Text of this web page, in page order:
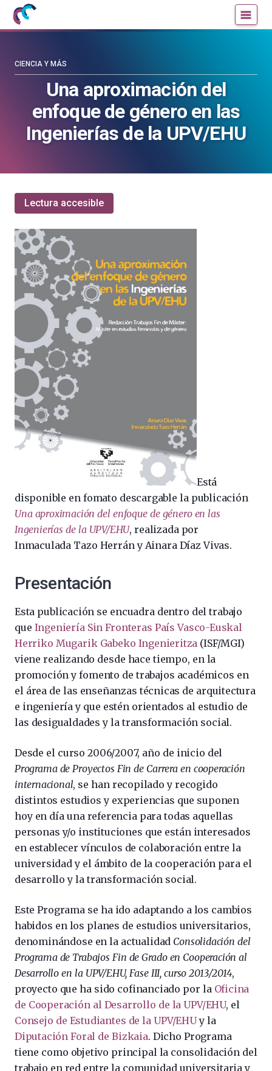
Mujeres
con
blog
Una aproximación del
enfoque de género en las
Ingenierías de la UPV/EHU
CIENCIA Y MÁS
Lectura accesible
Está
disponible en fomato descargable la publicación
Una aproximación del enfoque de género en las
Ingenierías de la UPV/EHU, realizada por
Inmaculada Tazo Herrán y Ainara Díaz Vivas.
Presentación
Esta publicación se encuadra dentro del trabajo
que Ingeniería Sin Fronteras País Vasco-Euskal
Herriko Mugarik Gabeko Ingenieritza (ISF/MGI)
viene realizando desde hace tiempo, en la
promoción y fomento de trabajos académicos en
el área de las enseñanzas técnicas de arquitectura
e ingeniería y que estén orientados al estudio de
las desigualdades y la transformación social.
Desde el curso 2006/2007, año de inicio del
Programa de Proyectos Fin de Carrera en cooperación
internacional, se han recopilado y recogido
distintos estudios y experiencias que suponen
hoy en día una referencia para todas aquellas
personas y/o instituciones que están interesados
en establecer vínculos de colaboración entre la
universidad y el ámbito de la cooperación para el
desarrollo y la transformación social.
Este Programa se ha ido adaptando a los cambios
habidos en los planes de estudios universitarios,
denominándose en la actualidad Consolidación del
Programa de Trabajos Fin de Grado en Cooperación al
Desarrollo en la UPV/EHU, Fase III, curso 2013/2014,
proyecto que ha sido cofinanciado por la Oficina
de Cooperación al Desarrollo de la UPV/EHU, el
Consejo de Estudiantes de la UPV/EHUy la
Diputación Foral de Bizkaia. Dicho Programa
tiene como objetivo principal la consolidación del
trabajo en red entre la comunidad universitaria y